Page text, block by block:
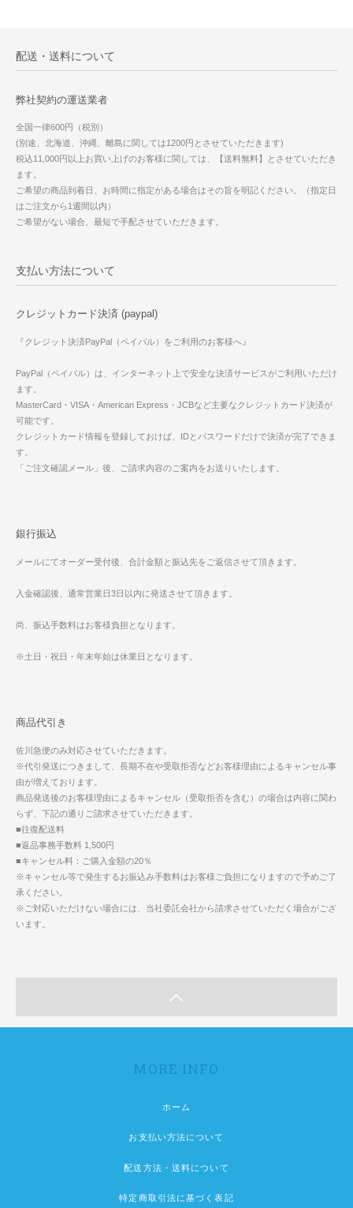
配送・送料について
弊社契約の運送業者
全国一律600円（税別）
(別途、北海道、沖縄、離島に関しては1200円とさせていただきます)
税込11,000円以上お買い上げのお客様に関しては、【送料無料】とさせていただき
ます。
ご希望の商品到着日、お時間に指定がある場合はその旨を明記ください。（指定日
はご注文から1週間以内）
ご希望がない場合、最短で手配させていただきます。
支払い方法について
クレジットカード決済 (paypal)
『クレジット決済PayPal（ペイパル）をご利用のお客様へ』
PayPal（ペイパル）は、インターネット上で安全な決済サービスがご利用いただけ
ます。
MasterCard・VISA・American Express・JCBなど主要なクレジットカード決済が
可能です。
クレジットカード情報を登録しておけば、IDとパスワードだけで決済が完了できま
す。
「ご注文確認メール」後、ご請求内容のご案内をお送りいたします。
銀行振込
メールにてオーダー受付後、合計金額と振込先をご返信させて頂きます。
入金確認後、通常営業日3日以内に発送させて頂きます。
尚、振込手数料はお客様負担となります。
※土日・祝日・年末年始は休業日となります。
商品代引き
佐川急便のみ対応させていただきます。
※代引発送につきまして、長期不在や受取拒否などお客様理由によるキャンセル事
由が増えております。
商品発送後のお客様理由によるキャンセル（受取拒否を含む）の場合は内容に関わ
らず、下記の通りご請求させていただきます。
■往復配送料
■返品事務手数料 1,500円
■キャンセル料：ご購入金額の20％
※キャンセル等で発生するお振込み手数料はお客様ご負担になりますので予めご了
承ください。
※ご対応いただけない場合には、当社委託会社から請求させていただく場合がござ
います。
MORE INFO
ホーム
お支払い方法について
配送方法・送料について
特定商取引法に基づく表記